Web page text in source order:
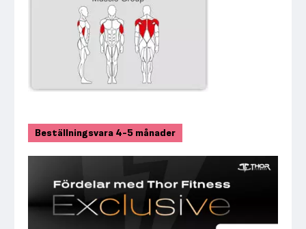
Beställningsvara 4-5 månader